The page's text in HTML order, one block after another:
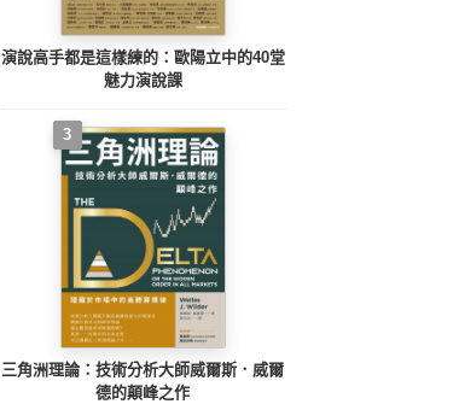
演說高手都是這樣練的：歐陽立中的40堂
魅力演說課
3
三角洲理論：技術分析大師威爾斯．威爾
德的顛峰之作